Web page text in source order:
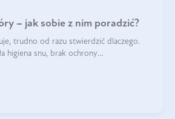
– jak sobie z nim poradzić?
trudno od razu stwierdzić dlaczego.
higiena snu, brak ochrony